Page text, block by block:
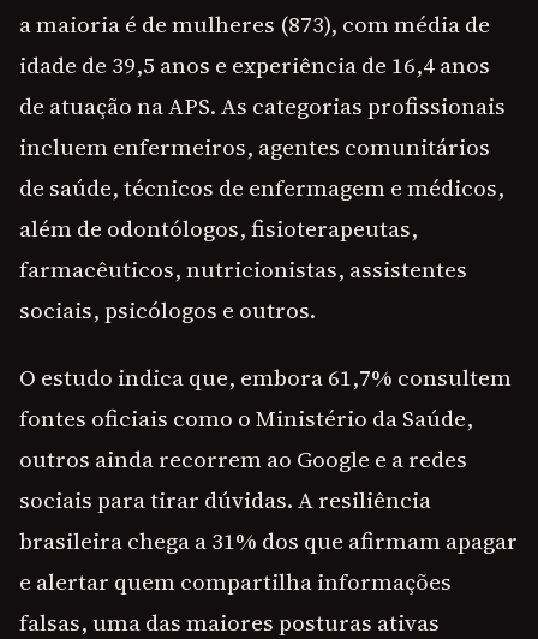
a maioria é de mulheres (873), com média de
idade de 39,5 anos e experiência de 16,4 anos
de atuação na APS. As categorias profissionais
incluem enfermeiros, agentes comunitários
de saúde, técnicos de enfermagem e médicos,
além de odontólogos, fisioterapeutas,
farmacêuticos, nutricionistas, assistentes
sociais, psicólogos e outros.
O estudo indica que, embora 61,7% consultem
fontes oficiais como o Ministério da Saúde,
outros ainda recorrem ao Google e a redes
sociais para tirar dúvidas. A resiliência
brasileira chega a 31% dos que afirmam apagar
e alertar quem compartilha informações
falsas, uma das maiores posturas ativas